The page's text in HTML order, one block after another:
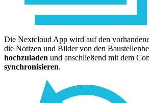
Die Nextcloud App wird auf den
die Notizen und Bilder von den
hochzuladen und anschließend mit dem
synchronisieren.